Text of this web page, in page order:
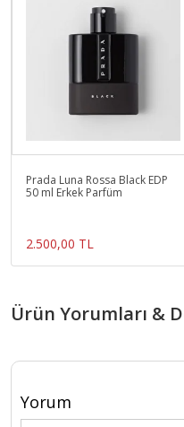
Prada Luna Rossa Black EDP
50 ml Erkek Parfüm
2.500,00 TL
Ürün Yorumları &
Yorum